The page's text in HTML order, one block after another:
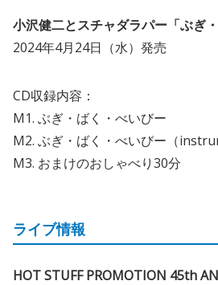
小沢健二とスチャダラパー「ぶぎ
2024年4月24日（水）発売
CD収録内容：
M1. ぶぎ・ばく・べいびー
M2. ぶぎ・ばく・べいびー（
M3. おまけのおしゃべり30分
ライブ情報
HOT STUFF PROMOTION 45th